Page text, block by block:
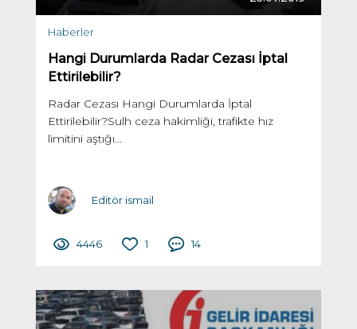
Haberler
Hangi Durumlarda Radar Cezası İptal
Ettirilebilir?
Radar Cezası Hangi Durumlarda İptal
Ettirilebilir?Sulh ceza hakimliği, trafikte hız
limitini aştığı...
Editör ismail
4446 1 14